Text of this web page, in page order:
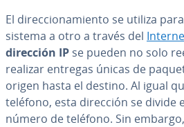
El di­re­c­cio­na­mie­n­to se utiliza
sistema a otro a través del
dirección IP se pueden no solo
realizar entregas únicas de
origen hasta el destino. Al igual
teléfono, esta dirección se divide
número de teléfono. Sin